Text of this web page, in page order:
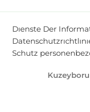
Dıenste Der
Schutz